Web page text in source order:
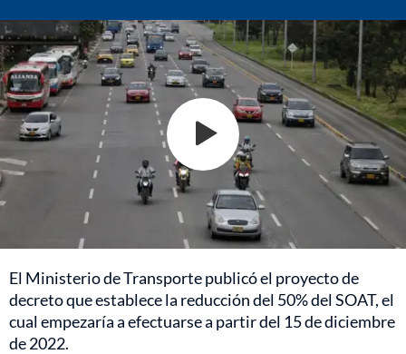
El Ministerio de Transporte publicó el proyecto de
decreto que establece la reducción del 50% del SOAT, el
cual empezaría a efectuarse a partir del 15 de diciembre
de 2022.